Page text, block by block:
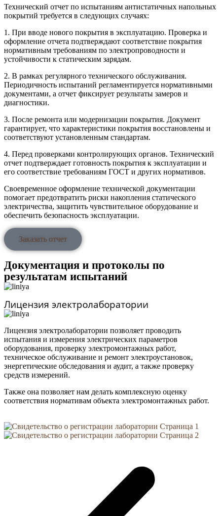
Технический отчет по испытаниям антистатичных напольных
покрытий требуется в следующих случаях:
1. При вводе нового покрытия в эксплуатацию. Проверка и
оформление отчета подтверждают соответствие покрытия
нормативным требованиям по электропроводности и
устойчивости к статическим зарядам.
2. В рамках регулярного технического обслуживания.
Периодичность испытаний регламентируется нормативными
документами, а отчет фиксирует результаты замеров и
диагностики.
3. После ремонта или модернизации покрытия. Документ
гарантирует, что характеристики покрытия восстановлены и
соответствуют установленным стандартам.
4. Перед проверками контролирующих органов. Технический
отчет подтверждает готовность покрытия к эксплуатации и
его соответствие требованиям ГОСТ и других нормативов.
Своевременное оформление технической документации
помогает предотвратить риски накопления статического
электричества, защитить чувствительное оборудование и
обеспечить безопасность эксплуатации.
Заказать отчет
Документация и протоколы по
результатам испытаний
Лицензия электролаборатории
Лицензия электролаборатории позволяет проводить
испытания и измерения электрических параметров
оборудования, проверку электромонтажных работ,
техническое обслуживание и ремонт электроустановок,
энергетические обследования и аудит, а также проверку
средств измерений.
Также она позволяет нам делать комплексную оценку
соответствия нормативам объекта электромонтажных работ.